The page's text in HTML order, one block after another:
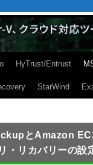
HyTrust/Entrust
StarWind
とAmazon
・リカバリーの設